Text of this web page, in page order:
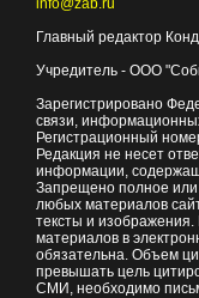
Главный редактор
Учредитель - ООО
Зарегистрировано
связи,
Регистрационный
Редакция не несет
информации,
Запрещено полное или
любых материалов
тексты и
материалов в
обязательна. Объем
превышать цель
СМИ, необходимо